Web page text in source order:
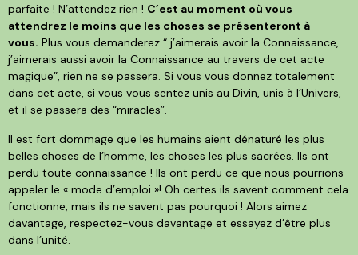
parfaite ! N’attendez rien ! C’est au moment où vous
attendrez le moins que les choses se présenteront à
vous. Plus vous demanderez “ j’aimerais avoir la Connaissance,
j’aimerais aussi avoir la Connaissance au travers de cet acte
magique”, rien ne se passera. Si vous vous donnez totalement
dans cet acte, si vous vous sentez unis au Divin, unis à l’Univers,
et il se passera des “miracles”.
Il est fort dommage que les humains aient dénaturé les plus
belles choses de l’homme, les choses les plus sacrées. Ils ont
perdu toute connaissance ! Ils ont perdu ce que nous pourrions
appeler le « mode d’emploi »! Oh certes ils savent comment cela
fonctionne, mais ils ne savent pas pourquoi ! Alors aimez
davantage, respectez-vous davantage et essayez d’être plus
dans l’unité.